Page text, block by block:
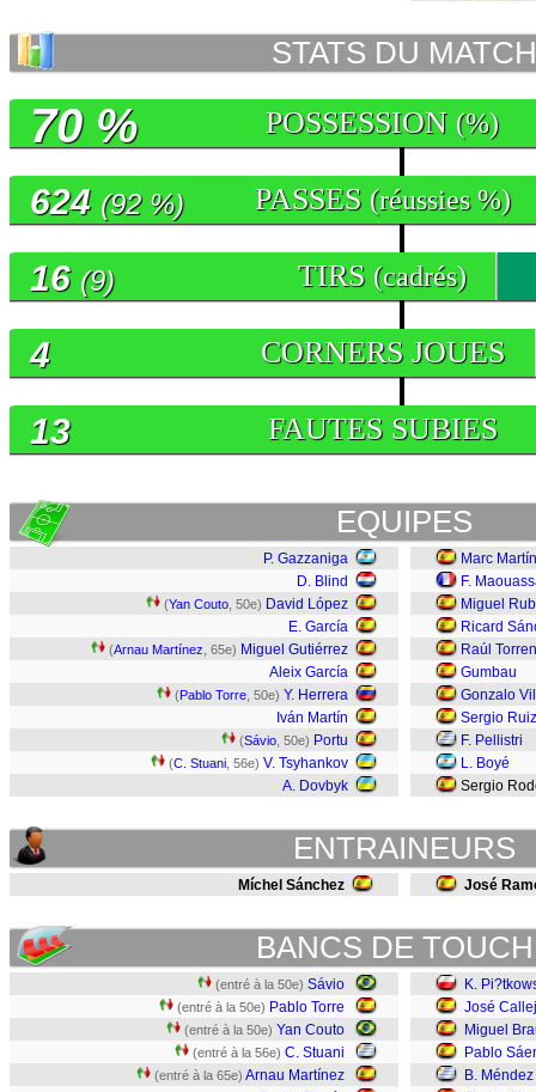
STATS DU MATCH
POSSESSION (%)
70 %
PASSES (réussies %)
624 (92 %)
TIRS (cadrés)
16 (9)
CORNERS JOUES
4
FAUTES SUBIES
13
EQUIPES
P. Gazzaniga
D. Blind
(Yan Couto , 50e) David López
E. García
(Arnau Martínez , 65e) Miguel Gutiérrez
Aleix García
(Pablo Torre , 50e) Y. Herrera
Iván Martín
(Sávio , 50e) Portu
(C. Stuani , 56e) V. Tsyhankov
A. Dovbyk
Marc
F.
Miguel
Ricard
Raúl
Gumbau
Gonzalo
Sergio Ruiz
F. Pellistri
L. Boyé
Sergio
ENTRAINEURS
Míchel Sánchez José
BANCS DE
(entré à la 50e) Sávio
(entré à la 50e) Pablo Torre
(entré à la 50e) Yan Couto
(entré à la 56e) C. Stuani
(entré à la 65e) Arnau Martínez
K.
José
Miguel
Pablo
B. Méndez